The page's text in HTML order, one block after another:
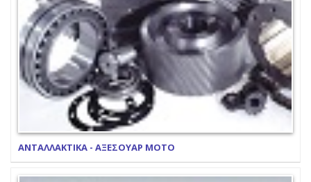
ΑΝΤΑΛΛΑΚΤΙΚΑ - ΑΞΕΣΟΥΑΡ ΜΟΤΟ